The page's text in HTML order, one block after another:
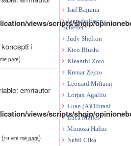
views/scripts/shqip/
i
parë)
emriautor
views/scripts/shqip/
(19 vite më parë)
Isuf Bajrami
Jaap de Hoop
Scheffer
Judy Shelton
Kico Blushi
Kleanthi Zoto
Krenar Zejno
Leonard Miftaraj
Lorjan Agalliu
Luan (A)Dibrani
Luca Manes
Mimoza Hafizi
Nebil Cika